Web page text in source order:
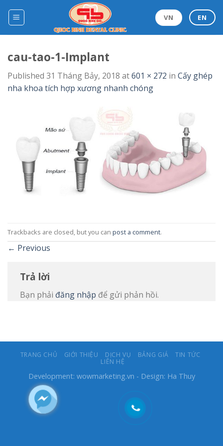
VN EN
cau-tao-1-Implant
Published 31 Tháng Bảy, 2018 at601 × 272 in Cấy ghép
nha khoa tích hợp xương nhanh chóng
Trackbacks are closed, but you can post a comment.
← Previous
Trả lời
Bạn phải đăng nhập để gửi phản hồi.
TRANG CHỦ GIỚI THIỆU DỊCH VỤ BẢNG GIÁ
TIN TỨC
LIÊN HỆ
Development: wowmarketing.vn - Design: Ha Thuy